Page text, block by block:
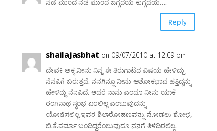
ನಡೆ ಮು೦ದೆ ನಡೆ ಮು೦ದೆ ಜಗ್ಗದೆಯೆ ಕುಗ್ಗದೆಯೆ….
Reply
shailajasbhat on 09/07/2010 at 12:09 pm
ದೇವಕಿ ಅಕ್ಕ,ನೀನು ನಿನ್ನ ಈ ತಿರುಗಾಟದ ವಿಷಯ ಹೇಳಿದ್ದು
ನೆನಪಿಗೆ ಬರುತ್ತದೆ. ನನಗಿನ್ನೂ ನೀನು ಅಶೋಕಭಾವ ಹತ್ತಿದ್ದನ್ನು
ಹೇಳಿದ್ದು ನೆನಪಿದೆ. ಆದರೆ ನಾನು ಎಂದೂ ನೀನು ಯಾಕೆ
ರಂಗನಾಥ ಸ್ಥಂಭ ಏರಲಿಲ್ಲ ಎಂಬುವುದನ್ನು
ಯೋಚಿಸಲಿಲ್ಲ.ಇವರ ಶಿಲಾರೋಹಣವನ್ನು ನೋಡಲು ಶೋಭ,
ಬಿ.ಕೆ.ವರ್ಮಾ ಬಂದಿದ್ದರೆಂಬುವುದೂ ನನಗೆ ತಿಳಿದಿರಲಿಲ್ಲ.